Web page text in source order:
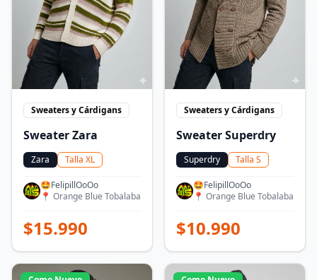
Sweaters y Cárdigans
Sweater Zara
Zara Talla XL
🤩FelipillOoOo
📍 Orange Blue Tobalaba
$15.990
Sweaters y Cárdigans
Sweater Superdry
Superdry Talla S
🤩FelipillOoOo
📍 Orange Blue Tobalaba
$10.990